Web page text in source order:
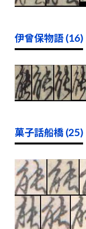
伊曾保物語 (16)
菓子話船橋 (25)